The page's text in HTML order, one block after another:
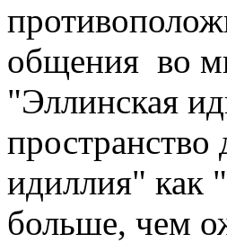
общения во
"Эллинская
пространство
идиллия" как
больше, чем